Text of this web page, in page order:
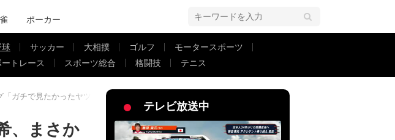
ポーカー
球 サッカー 大相撲 ゴルフ
モータースポーツ
ートレース
スポーツ総合 格闘技 テニス
ガチで見たかったヤツ」山本由伸のエグいボールと“対戦”「めっちゃ楽しそうw」
、まさか
テレビ放送中